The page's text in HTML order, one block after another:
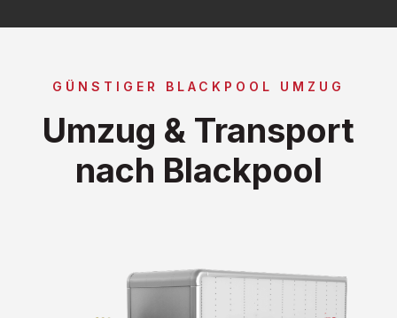
GÜNSTIGER BLACKPOOL UMZUG
Umzug & Transport
nach Blackpool